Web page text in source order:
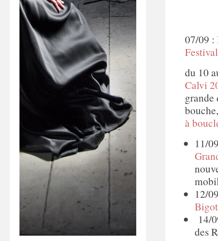
07/09 :
Festival
du 10
Calvi
grande
à
11/
12/
14/
des